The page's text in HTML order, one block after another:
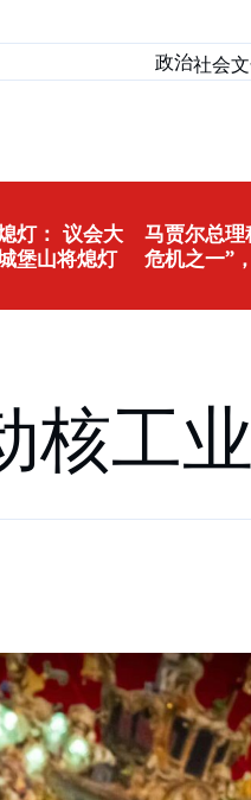
政治社会
灯： 议会大
堡山将熄灯
马贾尔总
危机之一”
核工